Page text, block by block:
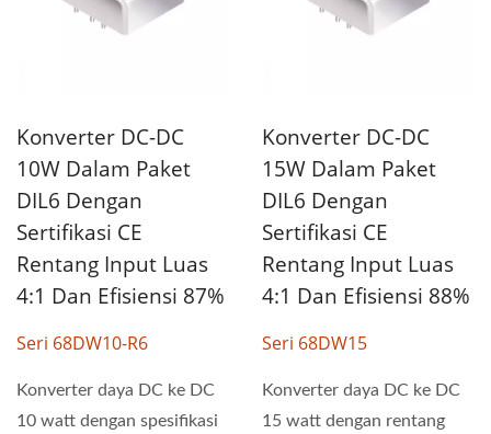
Konverter DC-DC
10W Dalam Paket
DIL6 Dengan
Sertifikasi CE
Rentang Input Luas
4:1 Dan Efisiensi 87%
Seri 68DW10-R6
Konverter daya DC ke DC
10 watt dengan spesifikasi
Konverter DC-DC
15W Dalam Paket
DIL6 Dengan
Sertifikasi CE
Rentang Input Luas
4:1 Dan Efisiensi 88%
Seri 68DW15
Konverter daya DC ke DC
15 watt dengan rentang